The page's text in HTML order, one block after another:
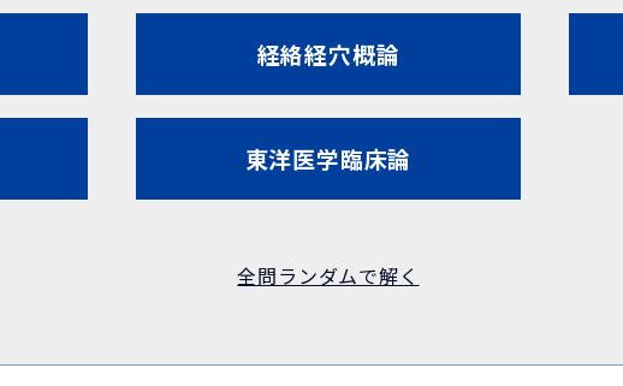
経絡経穴概論
東洋医学臨床論
全問ランダムで解く